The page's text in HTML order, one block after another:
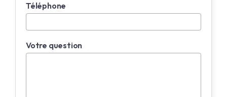
Téléphone
Votre question